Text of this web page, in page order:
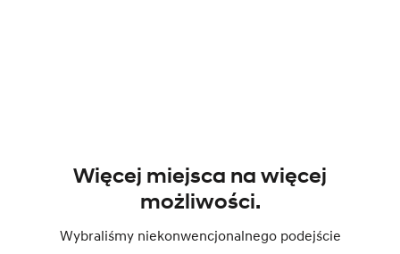
Więcej miejsca na więcej
możliwości.
Wybraliśmy niekonwencjonalnego podejście